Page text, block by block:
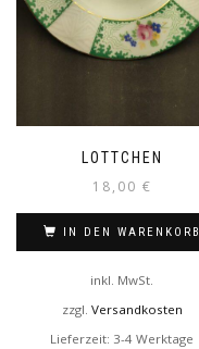
LOTTCHEN
18,00 €
IN DEN WARENKORB
inkl. MwSt.
zzgl. Versandkosten
Lieferzeit: 3-4 Werktage